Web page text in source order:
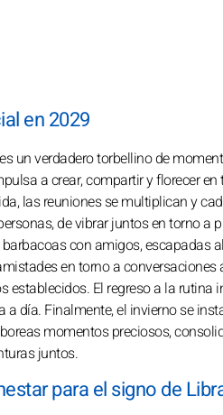
en 2029
un verdadero torbellino de
a crear, compartir y florecer
las reuniones se multiplican y
de vibrar juntos en torno
con amigos, escapadas
en torno a
establecidos. El regreso a la
a día. Finalmente, el invierno se
momentos preciosos,
juntos.
para el signo de